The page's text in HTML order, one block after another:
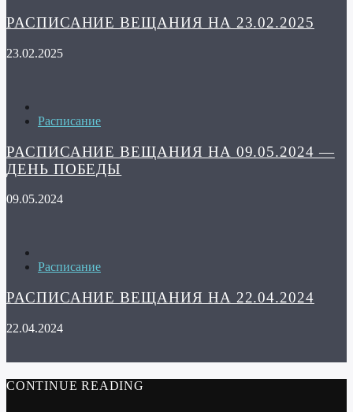
РАСПИСАНИЕ ВЕЩАНИЯ НА 23.02.2025
23.02.2025
Расписание
РАСПИСАНИЕ ВЕЩАНИЯ НА 09.05.2024 —
ДЕНЬ ПОБЕДЫ
09.05.2024
Расписание
РАСПИСАНИЕ ВЕЩАНИЯ НА 22.04.2024
22.04.2024
CONTINUE READING